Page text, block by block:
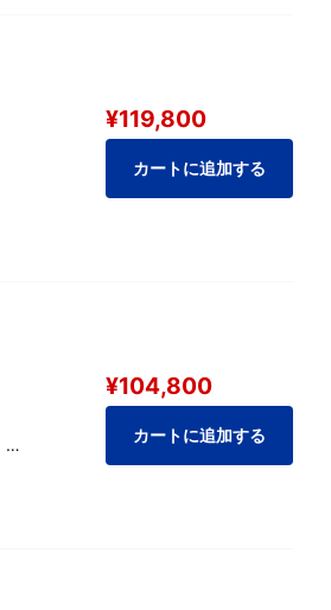
¥119,800
カートに追加する
¥104,800
カートに追加する